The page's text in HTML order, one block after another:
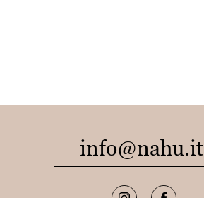
info@nahu.it